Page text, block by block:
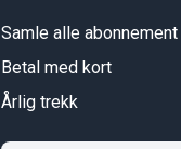
Samle alle abonnement
Betal med kort
Årlig trekk